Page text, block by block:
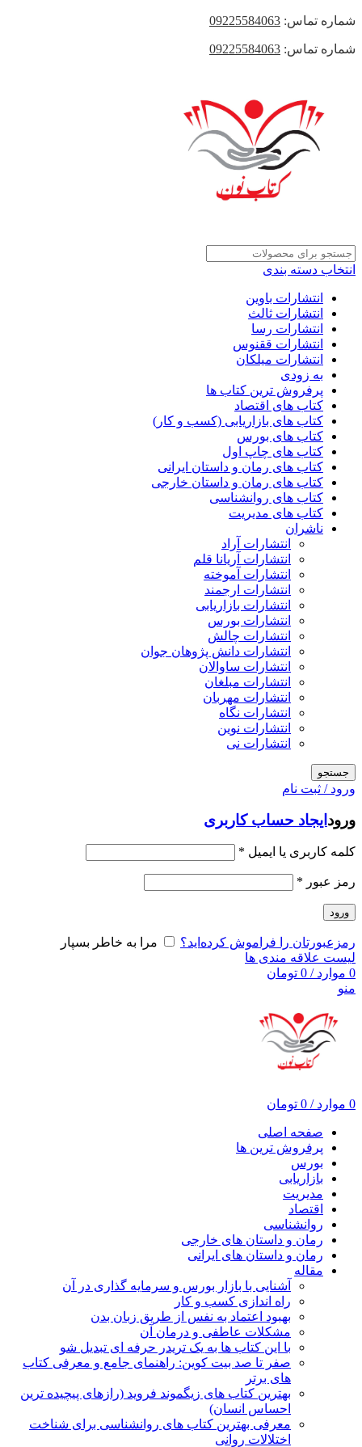
شماره تماس: 09225584063
شماره تماس: 09225584063
انتخاب دسته بندی
انتشارات باوین
انتشارات ثالث
انتشارات رسا
انتشارات ققنوس
انتشارات میلکان
به زودی
پرفروش ترین کتاب ها
کتاب های اقتصاد
کتاب های بازاریابی (کسب و کار)
کتاب های بورس
کتاب های چاپ اول
کتاب های رمان و داستان ایرانی
کتاب های رمان و داستان خارجی
کتاب های روانشناسی
کتاب های مدیریت
ناشران
انتشارات آراد
انتشارات آریانا قلم
انتشارات آموخته
انتشارات ارجمند
انتشارات بازاریابی
انتشارات بورس
انتشارات چالش
انتشارات دانش پژوهان جوان
انتشارات ساوالان
انتشارات مبلغان
انتشارات مهربان
انتشارات نگاه
انتشارات نوین
انتشارات نی
جستجو
ورود / ثبت نام
ورود ایجاد حساب کاربری
کلمه کاربری یا ایمیل *
رمز عبور *
ورود
رمزعبورتان را فراموش کرده‌اید؟
مرا به خاطر بسپار
لیست علاقه مندی ها
0 موارد /
0 تومان
منو
0 موارد /
0 تومان
صفحه اصلی
پرفروش ترین ها
بورس
بازاریابی
مدیریت
اقتصاد
روانشناسی
رمان و داستان های خارجی
رمان و داستان های ایرانی
مقاله
آشنایی با بازار بورس و سرمایه گذاری در آن
راه اندازی کسب و کار
بهبود اعتماد به نفس از طریق زبان بدن
مشکلات عاطفی و درمان آن
با این کتاب ها به یک تریدر حرفه ای تبدیل شو
صفر تا صد بیت کوین: راهنمای جامع و معرفی کتاب
های برتر
بهترین کتاب های زیگموند فروید (رازهای پیچیده ترین
احساس انسان)
معرفی بهترین کتاب های روانشناسی برای شناخت
اختلالات روانی